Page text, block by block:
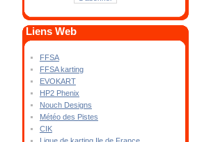
Liens Web
FFSA
FFSA karting
EVOKART
HP2 Phenix
Nouch Designs
Météo des Pistes
CIK